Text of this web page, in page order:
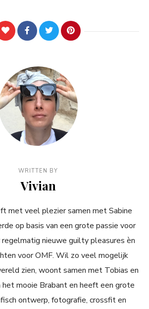
WRITTEN BY
Vivian
met veel plezier samen met Sabine
op basis van een grote passie voor
nieuwe guilty pleasures èn
voor OMF. Wil zo veel mogelijk
zien, woont samen met Tobias en
mooie Brabant en heeft een grote
ontwerp, fotografie, crossfit en